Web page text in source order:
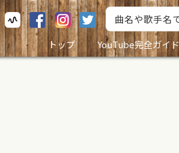
トップ
YouTube完全ガイド